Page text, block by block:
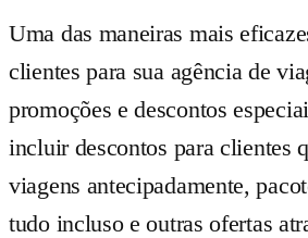
Uma das maneiras mais
clientes para sua agência de
promoções e descontos
incluir descontos para clientes
viagens antecipadamente,
tudo incluso e outras ofertas